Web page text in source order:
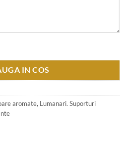
IN COS
aromate, Lumanari. Suporturi